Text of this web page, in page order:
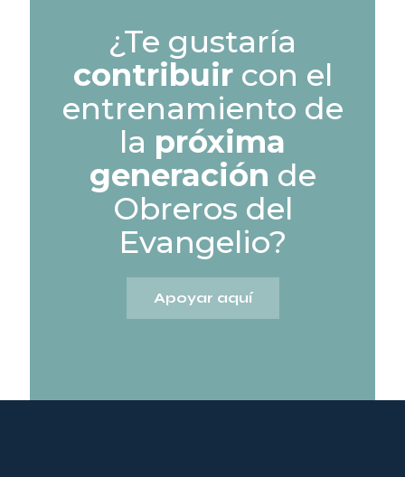
¿Te gustaría
contribuircon el
entrenamiento de
la próxima
generación de
Obreros del
Evangelio?
Apoyar aquí